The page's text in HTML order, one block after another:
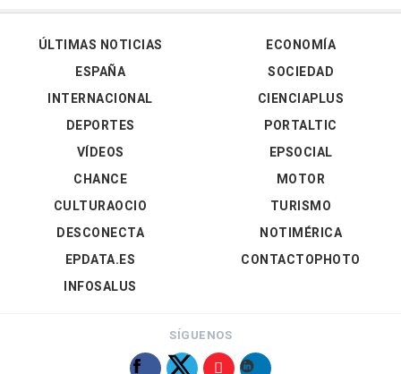
ÚLTIMAS NOTICIAS
ESPAÑA
INTERNACIONAL
DEPORTES
VÍDEOS
ECONOMÍA
SOCIEDAD
CIENCIAPLUS
PORTALTIC
EPSOCIAL
CHANCE
CULTURAOCIO
DESCONECTA
EPDATA.ES
INFOSALUS
MOTOR
TURISMO
NOTIMÉRICA
CONTACTOPHOTO
SÍGUENOS